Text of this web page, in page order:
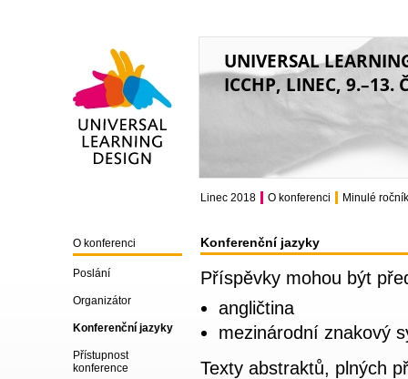
UNIVERSAL
ICCHP, LINEC, 9.–13.
Konferenční jazyky
Příspěvky mohou být
angličtina
mezinárodní znakový
Texty abstraktů, plných
O konferenci
Poslání
Organizátor
Konferenční jazyky
Přístupnost
konference
Linec 2018 O konferenci Minulé